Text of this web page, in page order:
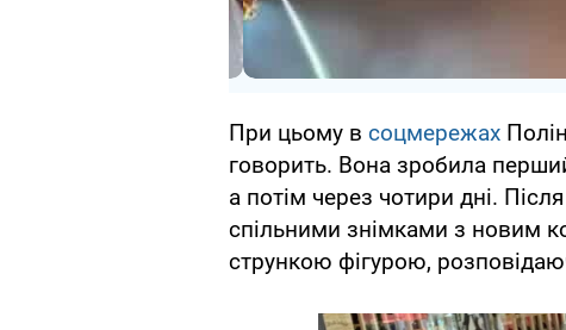
При цьому в соцмережах
говорить. Вона зробила
а потім через чотири дні.
спільними знімками з новим
стрункою фігурою,